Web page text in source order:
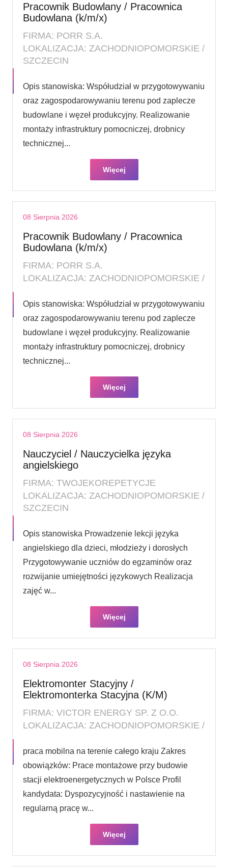
Pracownik Budowlany / Pracownica
Budowlana (k/m/x)
FIRMA: PORR S.A.
LOKALIZACJA: ZACHODNIOPOMORSKIE /
SZCZECIN
Opis stanowiska: Współudział w przygotowywaniu
oraz zagospodarowywaniu terenu pod zaplecze
budowlane i węzeł produkcyjny. Realizowanie
montaży infrastruktury pomocniczej, drobnicy
technicznej...
Więcej
08 Sierpnia 2026
Pracownik Budowlany / Pracownica
Budowlana (k/m/x)
FIRMA: PORR S.A.
LOKALIZACJA: ZACHODNIOPOMORSKIE /
Opis stanowiska: Współudział w przygotowywaniu
oraz zagospodarowywaniu terenu pod zaplecze
budowlane i węzeł produkcyjny. Realizowanie
montaży infrastruktury pomocniczej, drobnicy
technicznej...
Więcej
08 Sierpnia 2026
Nauczyciel / Nauczycielka języka
angielskiego
FIRMA: TWOJEKOREPETYCJE
LOKALIZACJA: ZACHODNIOPOMORSKIE /
SZCZECIN
Opis stanowiska Prowadzenie lekcji języka
angielskiego dla dzieci, młodzieży i dorosłych
Przygotowywanie uczniów do egzaminów oraz
rozwijanie umiejętności językowych Realizacja
zajęć w...
Więcej
08 Sierpnia 2026
Elektromonter Stacyjny /
Elektromonterka Stacyjna (K/M)
FIRMA: VICTOR ENERGY SP. Z O.O.
LOKALIZACJA: ZACHODNIOPOMORSKIE /
praca mobilna na terenie całego kraju Zakres
obowiązków: Prace montażowe przy budowie
stacji elektroenergetycznych w Polsce Profil
kandydata: Dyspozycyjność i nastawienie na
regularną pracę w...
Więcej